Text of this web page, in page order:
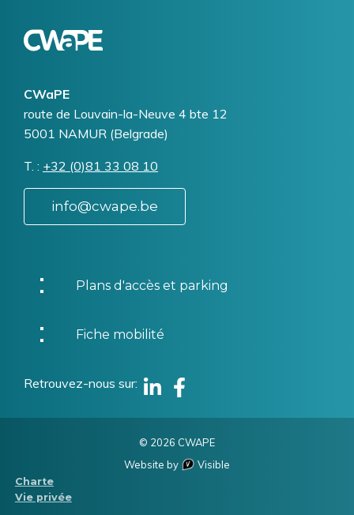
CWaPE
Addresse
route de Louvain-la-Neuve 4 bte 12
5001 NAMUR (Belgrade)
T. Téléphone
+32 (0)81 33 08 10
info@cwape.be
Plans d'accès et parking
Fiche mobilité
Retrouvez-nous sur
Linkedin
Facebook
© 2026 CWAPE
Website by
Visible
Menu
Pied
Charte
Vie privée